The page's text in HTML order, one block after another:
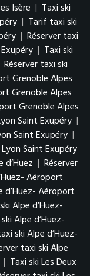
Isère | Taxi ski
| Tarif taxi ski
| Réserver taxi
| Taxi ski
Réserver taxi ski
Grenoble Alpes
Grenoble Alpes
Grenoble Alpes
Saint Exupéry |
Saint Exupéry |
Saint Exupéry
| Réserver
Aéroport
d’Huez- Aéroport
Alpe d’Huez-
Alpe d’Huez-
ski Alpe d’Huez-
taxi ski Alpe
| Taxi ski Les Deux